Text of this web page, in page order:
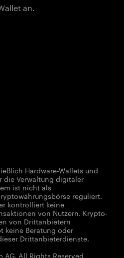
an.
Hardware-Wallets und
die Verwaltung digitaler
ist nicht als
reguliert.
kontrolliert keine
von Nutzern. Krypto-
von Drittanbietern
keine Beratung oder
Drittanbieterdienste.